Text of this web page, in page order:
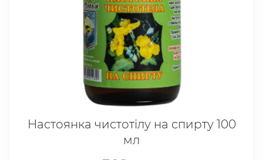
Настоянка чистотілу на спирту 100
мл